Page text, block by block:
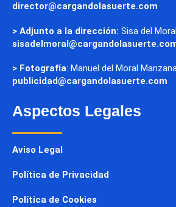
director@cargandolasuerte.com
> Adjunto a la dirección: Sisa del Moral
> Fotografía: Manuel del Moral
publicidad@cargandolasuerte.com
Aspectos Legales
Aviso Legal
Política de Privacidad
Política de Cookies